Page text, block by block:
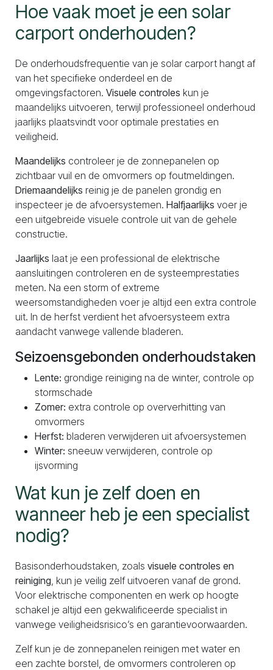
Hoe vaak moet je een solar
carport onderhouden?
De onderhoudsfrequentie van je solar carport hangt af
van het specifieke onderdeel en de
omgevingsfactoren. Visuele controles kun je
maandelijks uitvoeren, terwijl professioneel onderhoud
jaarlijks plaatsvindt voor optimale prestaties en
veiligheid.
Maandelijks controleer je de zonnepanelen op
zichtbaar vuil en de omvormers op foutmeldingen.
Driemaandelijks reinig je de panelen grondig en
inspecteer je de afvoersystemen. Halfjaarlijks voer je
een uitgebreide visuele controle uit van de gehele
constructie.
Jaarlijks laat je een professional de elektrische
aansluitingen controleren en de systeemprestaties
meten. Na een storm of extreme
weersomstandigheden voer je altijd een extra controle
uit. In de herfst verdient het afvoersysteem extra
aandacht vanwege vallende bladeren.
Seizoensgebonden onderhoudstaken
Lente: grondige reiniging na de winter, controle op
stormschade
Zomer: extra controle op oververhitting van
omvormers
Herfst: bladeren verwijderen uit afvoersystemen
Winter: sneeuw verwijderen, controle op
ijsvorming
Wat kun je zelf doen en
wanneer heb je een specialist
nodig?
Basisonderhoudstaken, zoals visuele controles en
reiniging, kun je veilig zelf uitvoeren vanaf de grond.
Voor elektrische componenten en werk op hoogte
schakel je altijd een gekwalificeerde specialist in
vanwege veiligheidsrisico’s en garantievoorwaarden.
Zelf kun je de zonnepanelen reinigen met water en
een zachte borstel, de omvormers controleren op